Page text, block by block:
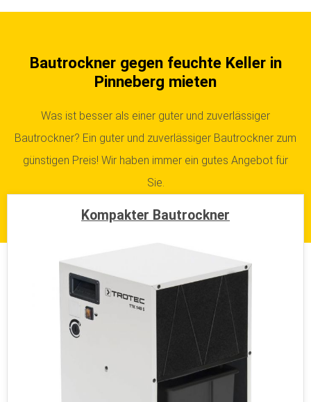
Bautrockner gegen feuchte Keller in
Pinneberg mieten
Was ist besser als einer guter und zuverlässiger
Bautrockner? Ein guter und zuverlässiger Bautrockner zum
günstigen Preis! Wir haben immer ein gutes Angebot für
Sie.
Kompakter Bautrockner